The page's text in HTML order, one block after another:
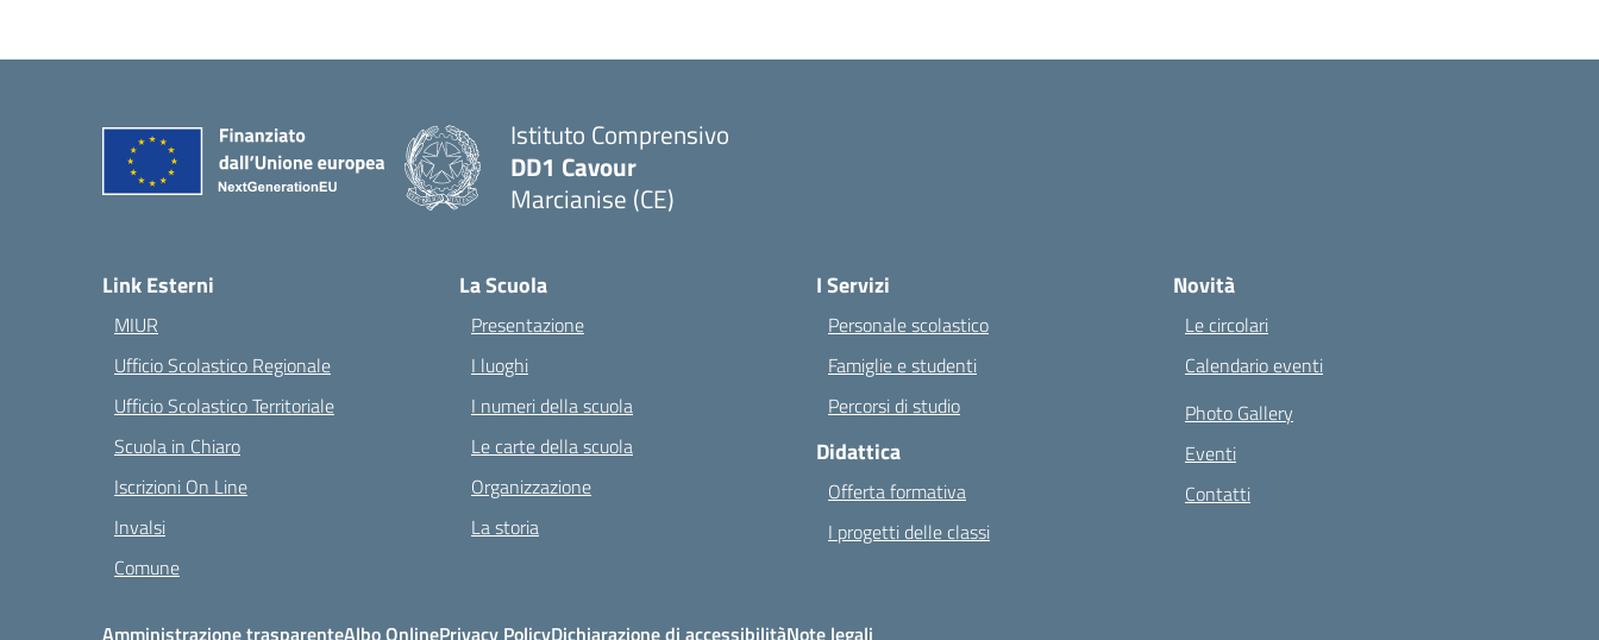
Istituto Comprensivo
DD1 Cavour
Marcianise (CE)
Link Esterni
MIUR
Ufficio Scolastico Regionale
Ufficio Scolastico Territoriale
Scuola in Chiaro
Iscrizioni On Line
Invalsi
Comune
La Scuola
Presentazione
I luoghi
I numeri della scuola
Le carte della scuola
Organizzazione
La storia
I Servizi
Personale scolastico
Famiglie e studenti
Percorsi di studio
Didattica
Offerta formativa
I progetti delle classi
Novità
Le circolari
Calendario eventi
Photo Gallery
Eventi
Contatti
Amministrazione trasparenteAlbo OnlinePrivacy PolicyDichiarazione di accessibilitàNote legali